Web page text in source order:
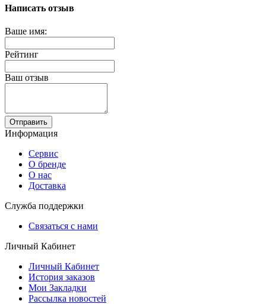
Написать отзыв
Ваше имя:
Рейтинг
Ваш отзыв
Отправить
Информация
Сервис
О бренде
О нас
Доставка
Служба поддержки
Связаться с нами
Личный Кабинет
Личный Кабинет
История заказов
Мои Закладки
Рассылка новостей